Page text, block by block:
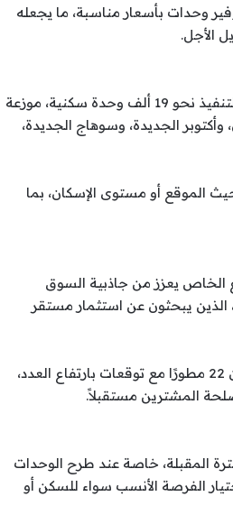
وحدات بأسعار مناسبة، ما يجعله
الأجل.
يشمل الطرح أراضي بمساحة إجمالية تصل إلى 383.12 فدانًا، مع خطة لتنفيذ نحو 19 ألف وحدة سكنية، موزعة
الجديدة، وسوهاج الجديدة،
الموقع أو مستوى الإسكان، بما
الخاص يعزز من جاذبية السوق
يبحثون عن استثمار مستقر
كما أن زيادة عدد المطورين المشاركين في المشروع، والذي بلغ حتى الآن 22 مطورًا مع توقعات بارتفاع العدد،
المشترين مستقبلاً.
المقبلة، خاصة عند طرح الوحدات
الفرصة الأنسب سواء للسكن أو